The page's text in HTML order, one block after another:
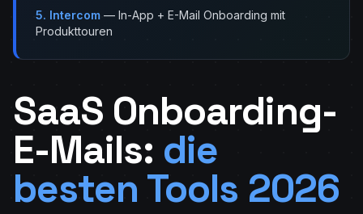
5. Intercom — In-App + E-Mail Onboarding mit
Produkttouren
SaaS Onboarding-
E-Mails: die
besten Tools 2026